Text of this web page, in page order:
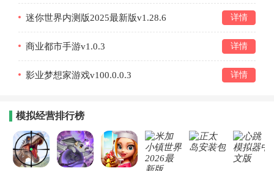
迷你世界内测版2025最新版v1.28.6 详情
商业都市手游v1.0.3 详情
影业梦想家游戏v100.0.0.3 详情
模拟经营排行榜